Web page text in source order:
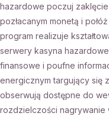
hazardowe poczuj
pozłacanym monetą i
program realizuje
serwery kasyna
finansowe i poufne
energicznym targujący się
obserwują dostępne do
rozdzielczości nagrywanie